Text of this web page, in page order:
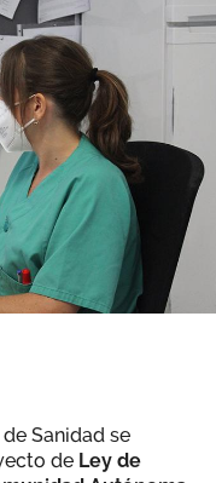
Sanidad se
de Ley de